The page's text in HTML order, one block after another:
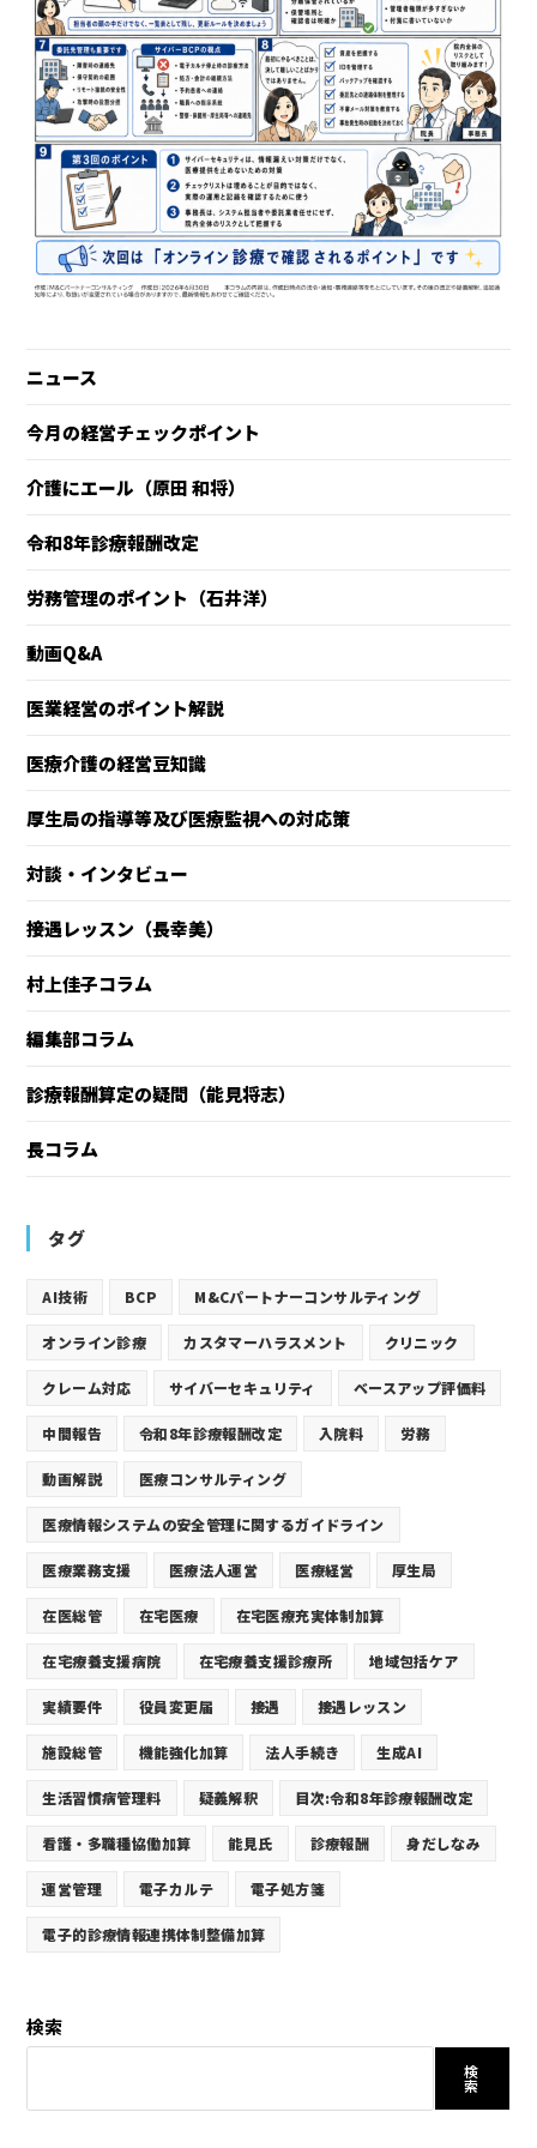
ニュース
今月の経営チェックポイント
介護にエール（原田 和将）
令和8年診療報酬改定
労務管理のポイント（石井洋）
動画Q&A
医業経営のポイント解説
医療介護の経営豆知識
厚生局の指導等及び医療監視への対応策
対談・インタビュー
接遇レッスン（長幸美）
村上佳子コラム
編集部コラム
診療報酬算定の疑問（能見将志）
長コラム
タグ
AI技術 BCP M&Cパートナーコンサルティング
オンライン診療 カスタマーハラスメント クリニック
クレーム対応 サイバーセキュリティ ベースアップ評価料
中間報告 令和8年診療報酬改定 入院料 労務
動画解説 医療コンサルティング
医療情報システムの安全管理に関するガイドライン
医療業務支援 医療法人運営 医療経営 厚生局
在医総管 在宅医療 在宅医療充実体制加算
在宅療養支援病院 在宅療養支援診療所 地域包括ケア
実績要件 役員変更届 接遇 接遇レッスン
施設総管 機能強化加算 法人手続き 生成AI
生活習慣病管理料 疑義解釈 目次:令和8年診療報酬改定
看護・多職種協働加算 能見氏 診療報酬 身だしなみ
運営管理 電子カルテ 電子処方箋
電子的診療情報連携体制整備加算
検索
検
索